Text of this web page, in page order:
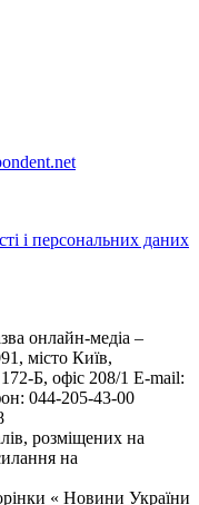
і персональних даних
онлайн-медіа –
місто Київ,
Б, офіс 208/1 E-mail:
044-205-43-00
розміщених на
на
« Новини України